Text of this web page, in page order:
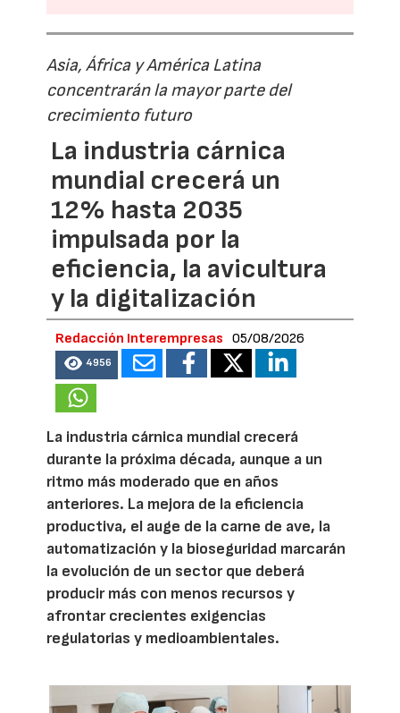
Asia, África y América Latina
concentrarán la mayor parte del
crecimiento futuro
La industria cárnica
mundial crecerá un
12% hasta 2035
impulsada por la
eficiencia, la avicultura
y la digitalización
Redacción Interempresas 05/08/2026
4956
La industria cárnica mundial crecerá
durante la próxima década, aunque a un
ritmo más moderado que en años
anteriores. La mejora de la eficiencia
productiva, el auge de la carne de ave, la
automatización y la bioseguridad marcarán
la evolución de un sector que deberá
producir más con menos recursos y
afrontar crecientes exigencias
regulatorias y medioambientales.